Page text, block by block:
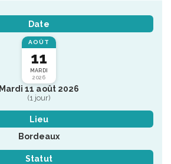
Date
AOÛT
11
MARDI
2026
Mardi 11 août 2026
(1 jour)
Lieu
Bordeaux
Statut